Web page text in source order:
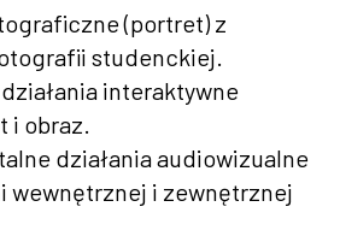
(portret) z
studenckiej.
interaktywne
i obraz.
działania audiowizualne
wewnętrznej i zewnętrznej